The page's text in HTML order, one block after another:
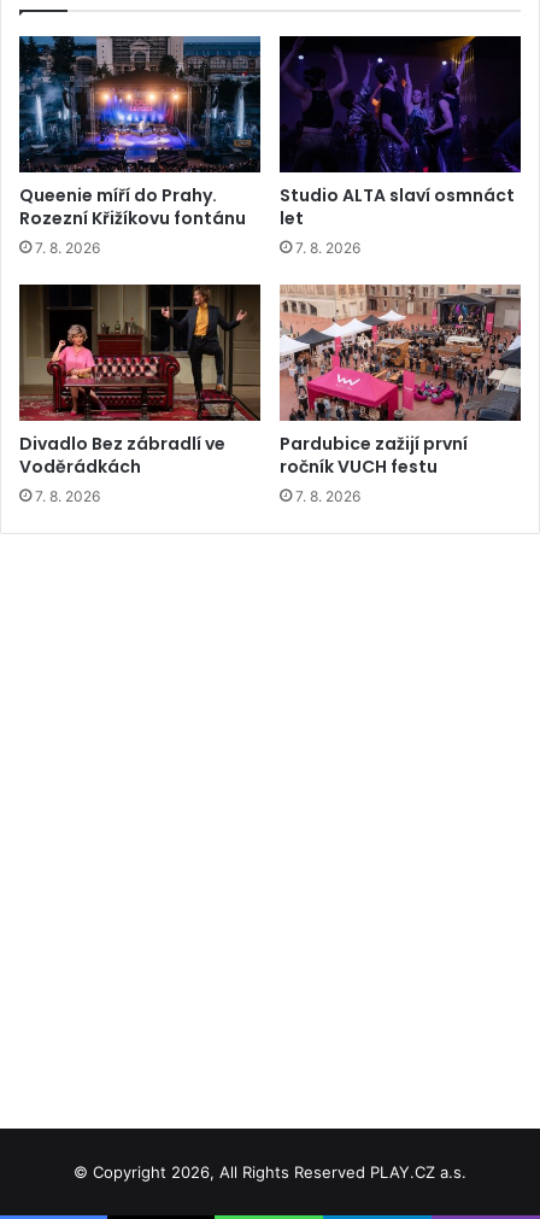
Queenie míří do Prahy.
Rozezní Křižíkovu fontánu
7. 8. 2026
Studio ALTA slaví osmnáct
let
7. 8. 2026
Divadlo Bez zábradlí ve
Voděrádkách
7. 8. 2026
Pardubice zažijí první
ročník VUCH festu
7. 8. 2026
© Copyright 2026, All Rights Reserved PLAY.CZ a.s.